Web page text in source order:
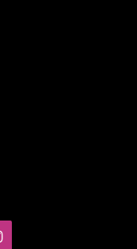
Instagram